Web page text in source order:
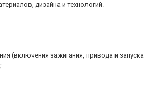
дизайна и технологий.
(включения зажигания, привода и